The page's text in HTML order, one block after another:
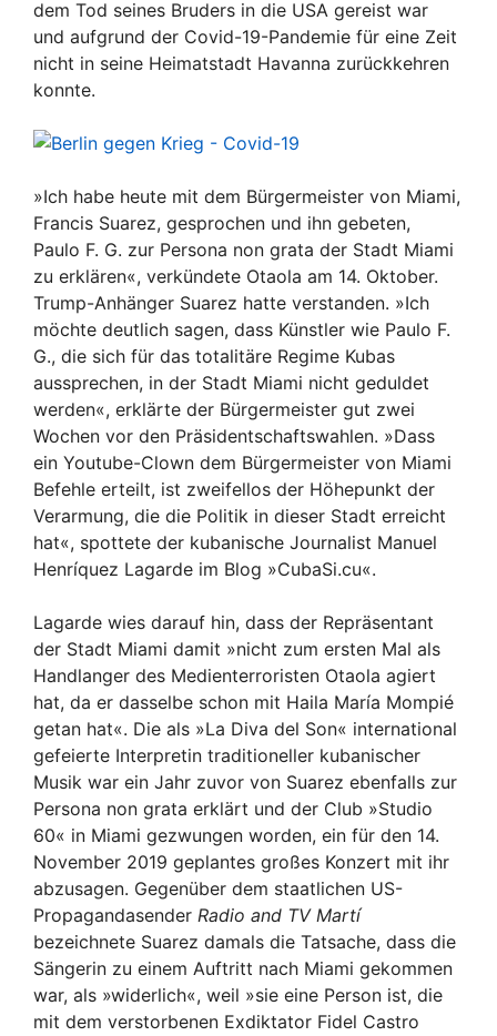
dem Tod seines Bruders in die USA gereist war
und aufgrund der Covid-19-Pandemie für eine Zeit
nicht in seine Heimatstadt Havanna zurückkehren
konnte.
»Ich habe heute mit dem Bürgermeister von Miami,
Francis Suarez, gesprochen und ihn gebeten,
Paulo F. G. zur Persona non grata der Stadt Miami
zu erklären«, verkündete Otaola am 14. Oktober.
Trump-Anhänger Suarez hatte verstanden. »Ich
möchte deutlich sagen, dass Künstler wie Paulo F.
G., die sich für das totalitäre Regime Kubas
aussprechen, in der Stadt Miami nicht geduldet
werden«, erklärte der Bürgermeister gut zwei
Wochen vor den Präsidentschaftswahlen. »Dass
ein Youtube-Clown dem Bürgermeister von Miami
Befehle erteilt, ist zweifellos der Höhepunkt der
Verarmung, die die Politik in dieser Stadt erreicht
hat«, spottete der kubanische Journalist Manuel
Henríquez Lagarde im Blog »CubaSi.cu«.
Lagarde wies darauf hin, dass der Repräsentant
der Stadt Miami damit »nicht zum ersten Mal als
Handlanger des Medienterroristen Otaola agiert
hat, da er dasselbe schon mit Haila María Mompié
getan hat«. Die als »La Diva del Son« international
gefeierte Interpretin traditioneller kubanischer
Musik war ein Jahr zuvor von Suarez ebenfalls zur
Persona non grata erklärt und der Club »Studio
60« in Miami gezwungen worden, ein für den 14.
November 2019 geplantes großes Konzert mit ihr
abzusagen. Gegenüber dem staatlichen US-
Propagandasender Radio and TV Martí
bezeichnete Suarez damals die Tatsache, dass die
Sängerin zu einem Auftritt nach Miami gekommen
war, als »widerlich«, weil »sie eine Person ist, die
mit dem verstorbenen Exdiktator Fidel Castro